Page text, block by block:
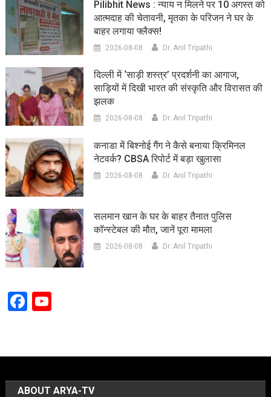
Pilibhit News : न्याय न मिलने पर 10 अगस्त को
आत्मदाह की चेतावनी, मृतका के परिजन ने घर के
बाहर लगाया फ्लैक्स!
2026-08-08 Dr. Anil Tripathi
दिल्ली में ‘साड़ी शस्त्र’ प्रदर्शनी का आगाज,
साड़ियों में दिखी भारत की संस्कृति और विरासत की
झलक
2026-08-08 Dr. Anil Tripathi
कनाडा में बिश्नोई गैंग ने कैसे बनाया क्रिमिनल
नेटवर्क? CBSA रिपोर्ट में बड़ा खुलासा
2026-08-08 Dr. Anil Tripathi
सलमान खान के घर के बाहर तैनात पुलिस
कॉन्स्टेबल की मौत, जानें पूरा मामला
2026-08-08 Dr. Anil Tripathi
Facebook
YouTube
ABOUT ARYA-TV